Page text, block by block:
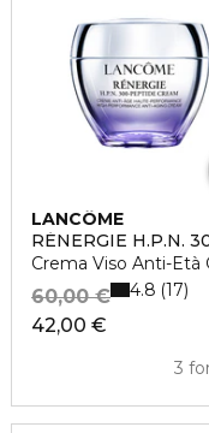
LANCÔME
RÉNERGIE H.P.N.
Crema Viso Anti-Età
42,00 €
60,00 €
3
4.8 17